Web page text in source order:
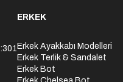
ERKEK
Erkek Ayakkabı Modelleri
Erkek Terlik & Sandalet
Erkek Bot